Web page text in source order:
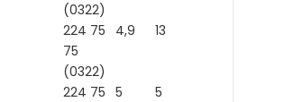
(0322)
224 75
75
4,9 13
(0322)
224 75 5 5